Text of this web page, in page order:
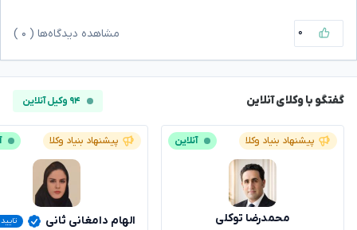
۰ مشاهده دیدگاه‌ها ( ۰
گفتگو با وکلای آنلاین ۹۴ وکیل آنلاین
پیشنهاد بنیاد وکلا آنلاین
محمدرضا توکلی
پیشنهاد بنیاد وکلا
الهام دامغانی ثانی